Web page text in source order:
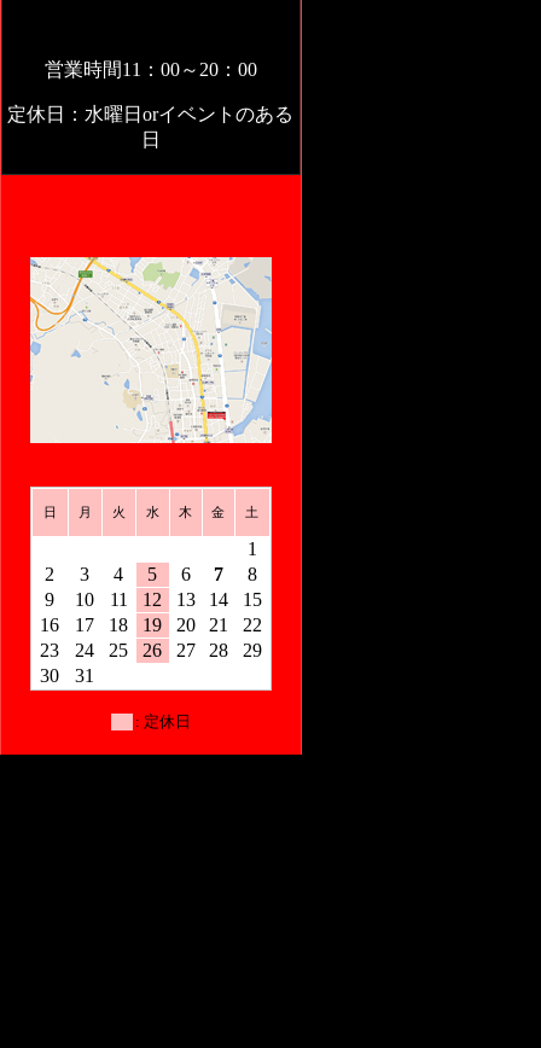
営業時間11：00～20：00
定休日：水曜日orイベントのある
日
日 月 火 水 木 金 土
1
2
3 4 5 6 7
8
9
10 11 12 13 14
15
16
17 18 19 20 21
22
23
24 25 26 27 28
29
30
31
: 定休日